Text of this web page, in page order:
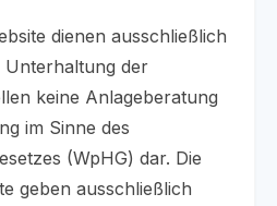
dienen ausschließlich
der
keine Anlageberatung
im Sinne des
(WpHG) dar. Die
geben ausschließlich